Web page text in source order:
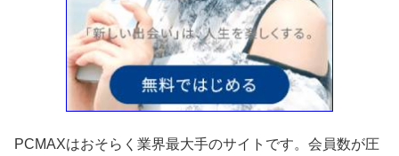
PCMAXはおそらく業界最大手のサイトです。会員数が圧